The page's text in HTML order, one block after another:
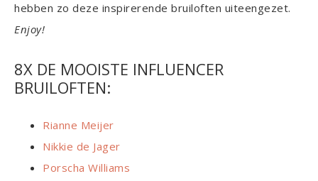
hebben zo deze inspirerende bruiloften uiteengezet.
Enjoy!
8X DE MOOISTE INFLUENCER
BRUILOFTEN:
Rianne Meijer
Nikkie de Jager
Porscha Williams